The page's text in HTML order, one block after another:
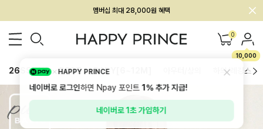
회원전용 아울렛, 가입하면 ~60% 할인!
멤버십 최대 28,000원 혜택 0
10,000
26SS 신상 BEST BABY[6~12M] 하의/레깅스
HAPPY PRINCE
네이버로 로그인하면 Npay 포인트1%추가 지급!
네이버로 1초 가입하기